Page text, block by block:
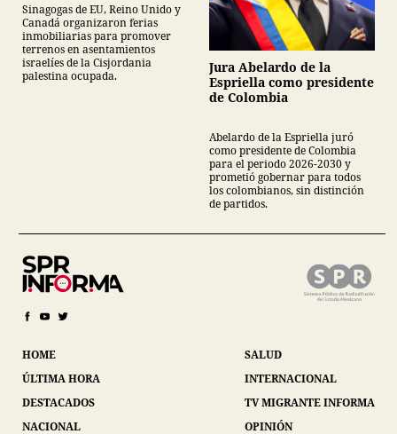
Sinagogas de EU, Reino Unido y
Canadá organizaron ferias
inmobiliarias para promover
terrenos en asentamientos
israelíes de la Cisjordania
palestina ocupada.
Jura Abelardo de la
Espriella como presidente
de Colombia
Abelardo de la Espriella juró
como presidente de Colombia
para el periodo 2026-2030 y
prometió gobernar para todos
los colombianos, sin distinción
de partidos.
HOME
ÚLTIMA HORA
DESTACADOS
NACIONAL
SALUD
INTERNACIONAL
TV MIGRANTE INFORMA
OPINIÓN